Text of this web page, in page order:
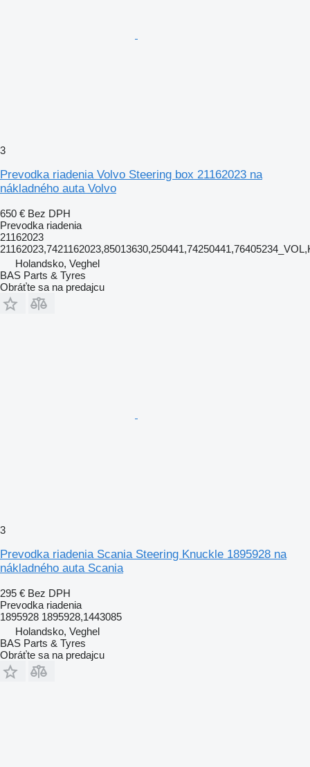
3
Prevodka riadenia Volvo Steering box 21162023 na
nákladného auta Volvo
650 € Bez DPH
Prevodka riadenia
21162023
Holandsko, Veghel
BAS Parts & Tyres
Obráťte sa na predajcu
3
Prevodka riadenia Scania Steering Knuckle 1895928 na
nákladného auta Scania
295 € Bez DPH
Prevodka riadenia
1895928 1895928,1443085
Holandsko, Veghel
BAS Parts & Tyres
Obráťte sa na predajcu